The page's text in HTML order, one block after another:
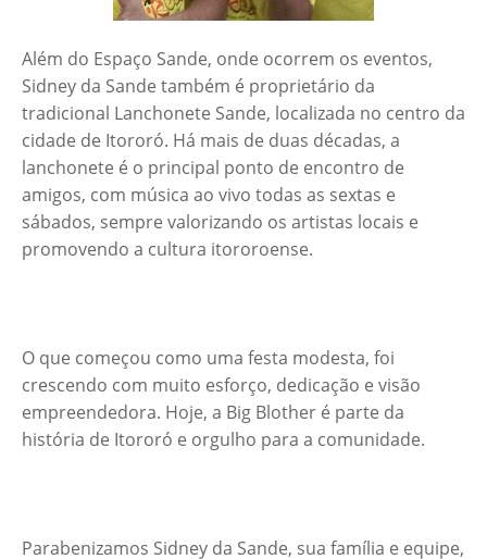
Além do Espaço Sande, onde ocorrem os eventos,
Sidney da Sande também é proprietário da
tradicional Lanchonete Sande, localizada no centro da
cidade de Itororó. Há mais de duas décadas, a
lanchonete é o principal ponto de encontro de
amigos, com música ao vivo todas as sextas e
sábados, sempre valorizando os artistas locais e
promovendo a cultura itororoense.
O que começou como uma festa modesta, foi
crescendo com muito esforço, dedicação e visão
empreendedora. Hoje, a Big Blother é parte da
história de Itororó e orgulho para a comunidade.
Parabenizamos Sidney da Sande, sua família e equipe,